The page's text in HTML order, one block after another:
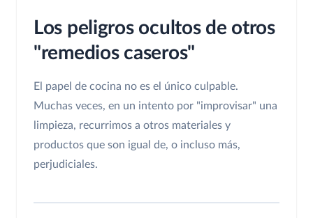
Los peligros ocultos de otros
"remedios caseros"
El papel de cocina no es el único culpable.
Muchas veces, en un intento por "improvisar" una
limpieza, recurrimos a otros materiales y
productos que son igual de, o incluso más,
perjudiciales.